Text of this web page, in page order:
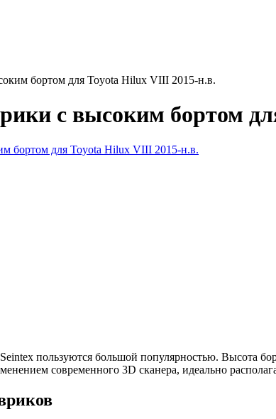
бортом для Toyota Hilux VIII 2015-н.в.
с высоким бортом
пользуются большой популярностью. Высота
современного 3D сканера, идеально